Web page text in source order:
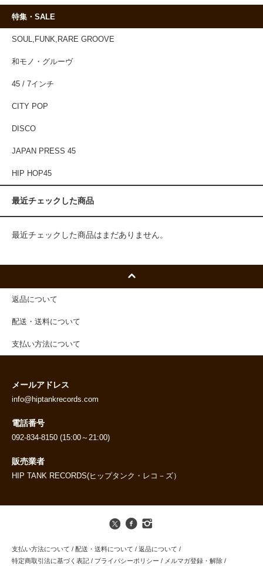
特集・SALE
SOUL,FUNK,RARE GROOVE
和モノ・グルーヴ
45 / 7インチ
CITY POP
DISCO
JAPAN PRESS 45
HIP HOP45
最近チェックした商品
最近チェックした商品はまだありません。
返品について
配送・送料について
支払い方法について
メールアドレス
info@hiptankrecords.com
電話番号
092-834-8150 (15:00～21:00)
販売業者
HIP TANK RECORDS(ヒップタンク・レコ－ズ）
支払い方法について / 配送・送料について / 返品について /
特定商取引法に基づく表記 / プライバシーポリシー / メルマガ登録・解除 /